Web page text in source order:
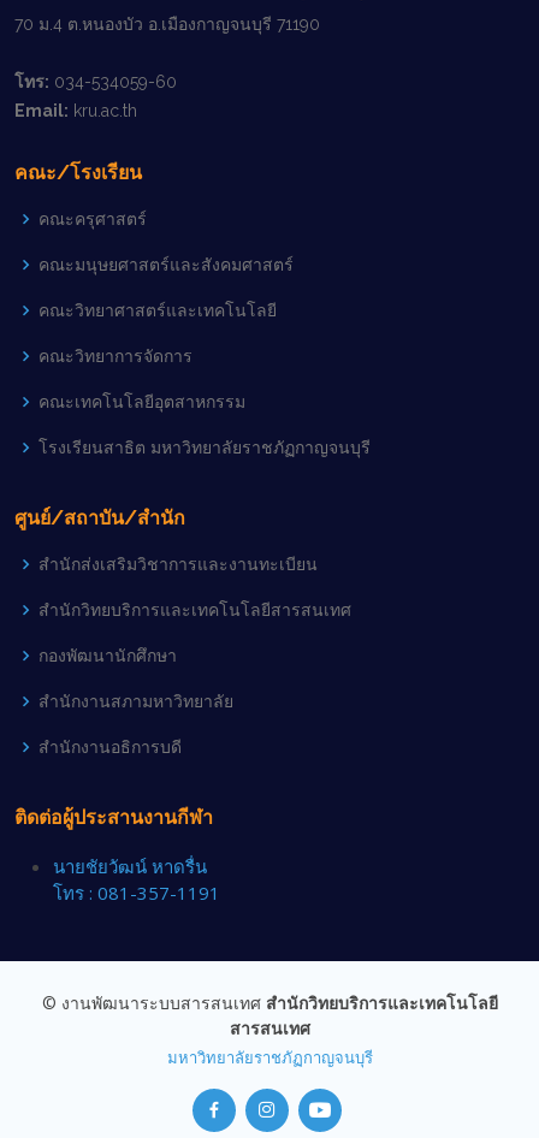
70 ม.4 ต.หนองบัว อ.เมืองกาญจนบุรี 71190
โทร: 034-534059-60
Email: kru.ac.th
คณะ/โรงเรียน
คณะครุศาสตร์
คณะมนุษยศาสตร์และสังคมศาสตร์
คณะวิทยาศาสตร์และเทคโนโลยี
คณะวิทยาการจัดการ
คณะเทคโนโลยีอุตสาหกรรม
โรงเรียนสาธิต มหาวิทยาลัยราชภัฏกาญจนบุรี
ศูนย์/สถาบัน/สำนัก
สำนักส่งเสริมวิชาการและงานทะเบียน
สำนักวิทยบริการและเทคโนโลยีสารสนเทศ
กองพัฒนานักศึกษา
สำนักงานสภามหาวิทยาลัย
สำนักงานอธิการบดี
ติดต่อผู้ประสานงานกีฬา
นายชัยวัฒน์ หาดรื่น
โทร : 081-357-1191
© งานพัฒนาระบบสารสนเทศ สำนักวิทยบริการและเทคโนโลยี
สารสนเทศ
มหาวิทยาลัยราชภัฏกาญจนบุรี